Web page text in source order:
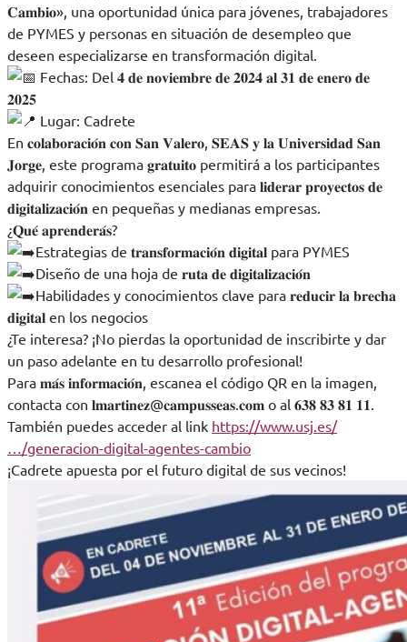
𝐂𝐚𝐦𝐛𝐢𝐨», una oportunidad única para jóvenes, trabajadores
de PYMES y personas en situación de desempleo que
deseen especializarse en transformación digital.
Fechas: Del 𝟒 𝐝𝐞 𝐧𝐨𝐯𝐢𝐞𝐦𝐛𝐫𝐞 𝐝𝐞 𝟐𝟎𝟐𝟒 𝐚𝐥 𝟑𝟏 𝐝𝐞 𝐞𝐧𝐞𝐫𝐨 𝐝𝐞
𝟐𝟎𝟐𝟓
Lugar: Cadrete
En 𝐜𝐨𝐥𝐚𝐛𝐨𝐫𝐚𝐜𝐢𝐨́𝐧 𝐜𝐨𝐧 𝐒𝐚𝐧 𝐕𝐚𝐥𝐞𝐫𝐨, 𝐒𝐄𝐀𝐒 𝐲 𝐥𝐚 𝐔𝐧𝐢𝐯𝐞𝐫𝐬𝐢𝐝𝐚𝐝 𝐒𝐚𝐧
𝐉𝐨𝐫𝐠𝐞, este programa 𝐠𝐫𝐚𝐭𝐮𝐢𝐭𝐨 permitirá a los participantes
adquirir conocimientos esenciales para 𝐥𝐢𝐝𝐞𝐫𝐚𝐫 𝐩𝐫𝐨𝐲𝐞𝐜𝐭𝐨𝐬 𝐝𝐞
𝐝𝐢𝐠𝐢𝐭𝐚𝐥𝐢𝐳𝐚𝐜𝐢𝐨́𝐧 en pequeñas y medianas empresas.
¿𝐐𝐮𝐞́ 𝐚𝐩𝐫𝐞𝐧𝐝𝐞𝐫𝐚́𝐬?
Estrategias de 𝐭𝐫𝐚𝐧𝐬𝐟𝐨𝐫𝐦𝐚𝐜𝐢𝐨́𝐧 𝐝𝐢𝐠𝐢𝐭𝐚𝐥 para PYMES
Diseño de una hoja de 𝐫𝐮𝐭𝐚 𝐝𝐞 𝐝𝐢𝐠𝐢𝐭𝐚𝐥𝐢𝐳𝐚𝐜𝐢𝐨́𝐧
Habilidades y conocimientos clave para 𝐫𝐞𝐝𝐮𝐜𝐢𝐫 𝐥𝐚 𝐛𝐫𝐞𝐜𝐡𝐚
𝐝𝐢𝐠𝐢𝐭𝐚𝐥 en los negocios
¿Te interesa? ¡No pierdas la oportunidad de inscribirte y dar
un paso adelante en tu desarrollo profesional!
Para 𝐦𝐚́𝐬 𝐢𝐧𝐟𝐨𝐫𝐦𝐚𝐜𝐢𝐨́𝐧, escanea el código QR en la imagen,
contacta con 𝐥𝐦𝐚𝐫𝐭𝐢𝐧𝐞𝐳@𝐜𝐚𝐦𝐩𝐮𝐬𝐬𝐞𝐚𝐬.𝐜𝐨𝐦 o al 𝟔𝟑𝟖 𝟖𝟑 𝟖𝟏 𝟏𝟏.
También puedes acceder al link https://www.usj.es/
…/generacion-digital-agentes-cambio
¡Cadrete apuesta por el futuro digital de sus vecinos!